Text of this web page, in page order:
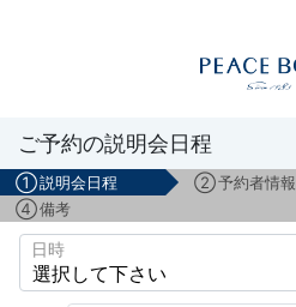
船旅説明会
ご予約の説明会日程
①説明会日程 ②予約者情報
④備考
日時